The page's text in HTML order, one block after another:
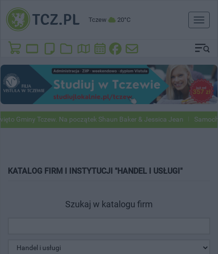
Tczew 20°C
Toggle
Gminy Tczew. Na początek Shaun Baker & Jessica Jean
KATALOG FIRM I INSTYTUCJI "HANDEL I USŁUGI"
Szukaj w katalogu firm